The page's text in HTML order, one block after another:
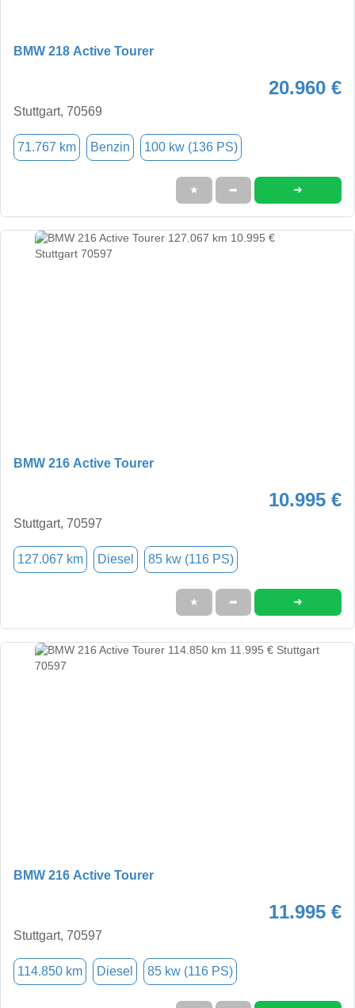
BMW 218 Active Tourer
20.960 €
Stuttgart, 70569
71.767 km Benzin 100 kw (136 PS)
★ ➦ ➜
BMW 216 Active Tourer
10.995 €
Stuttgart, 70597
127.067 km Diesel 85 kw (116 PS)
★ ➦ ➜
BMW 216 Active Tourer
11.995 €
Stuttgart, 70597
114.850 km Diesel 85 kw (116 PS)